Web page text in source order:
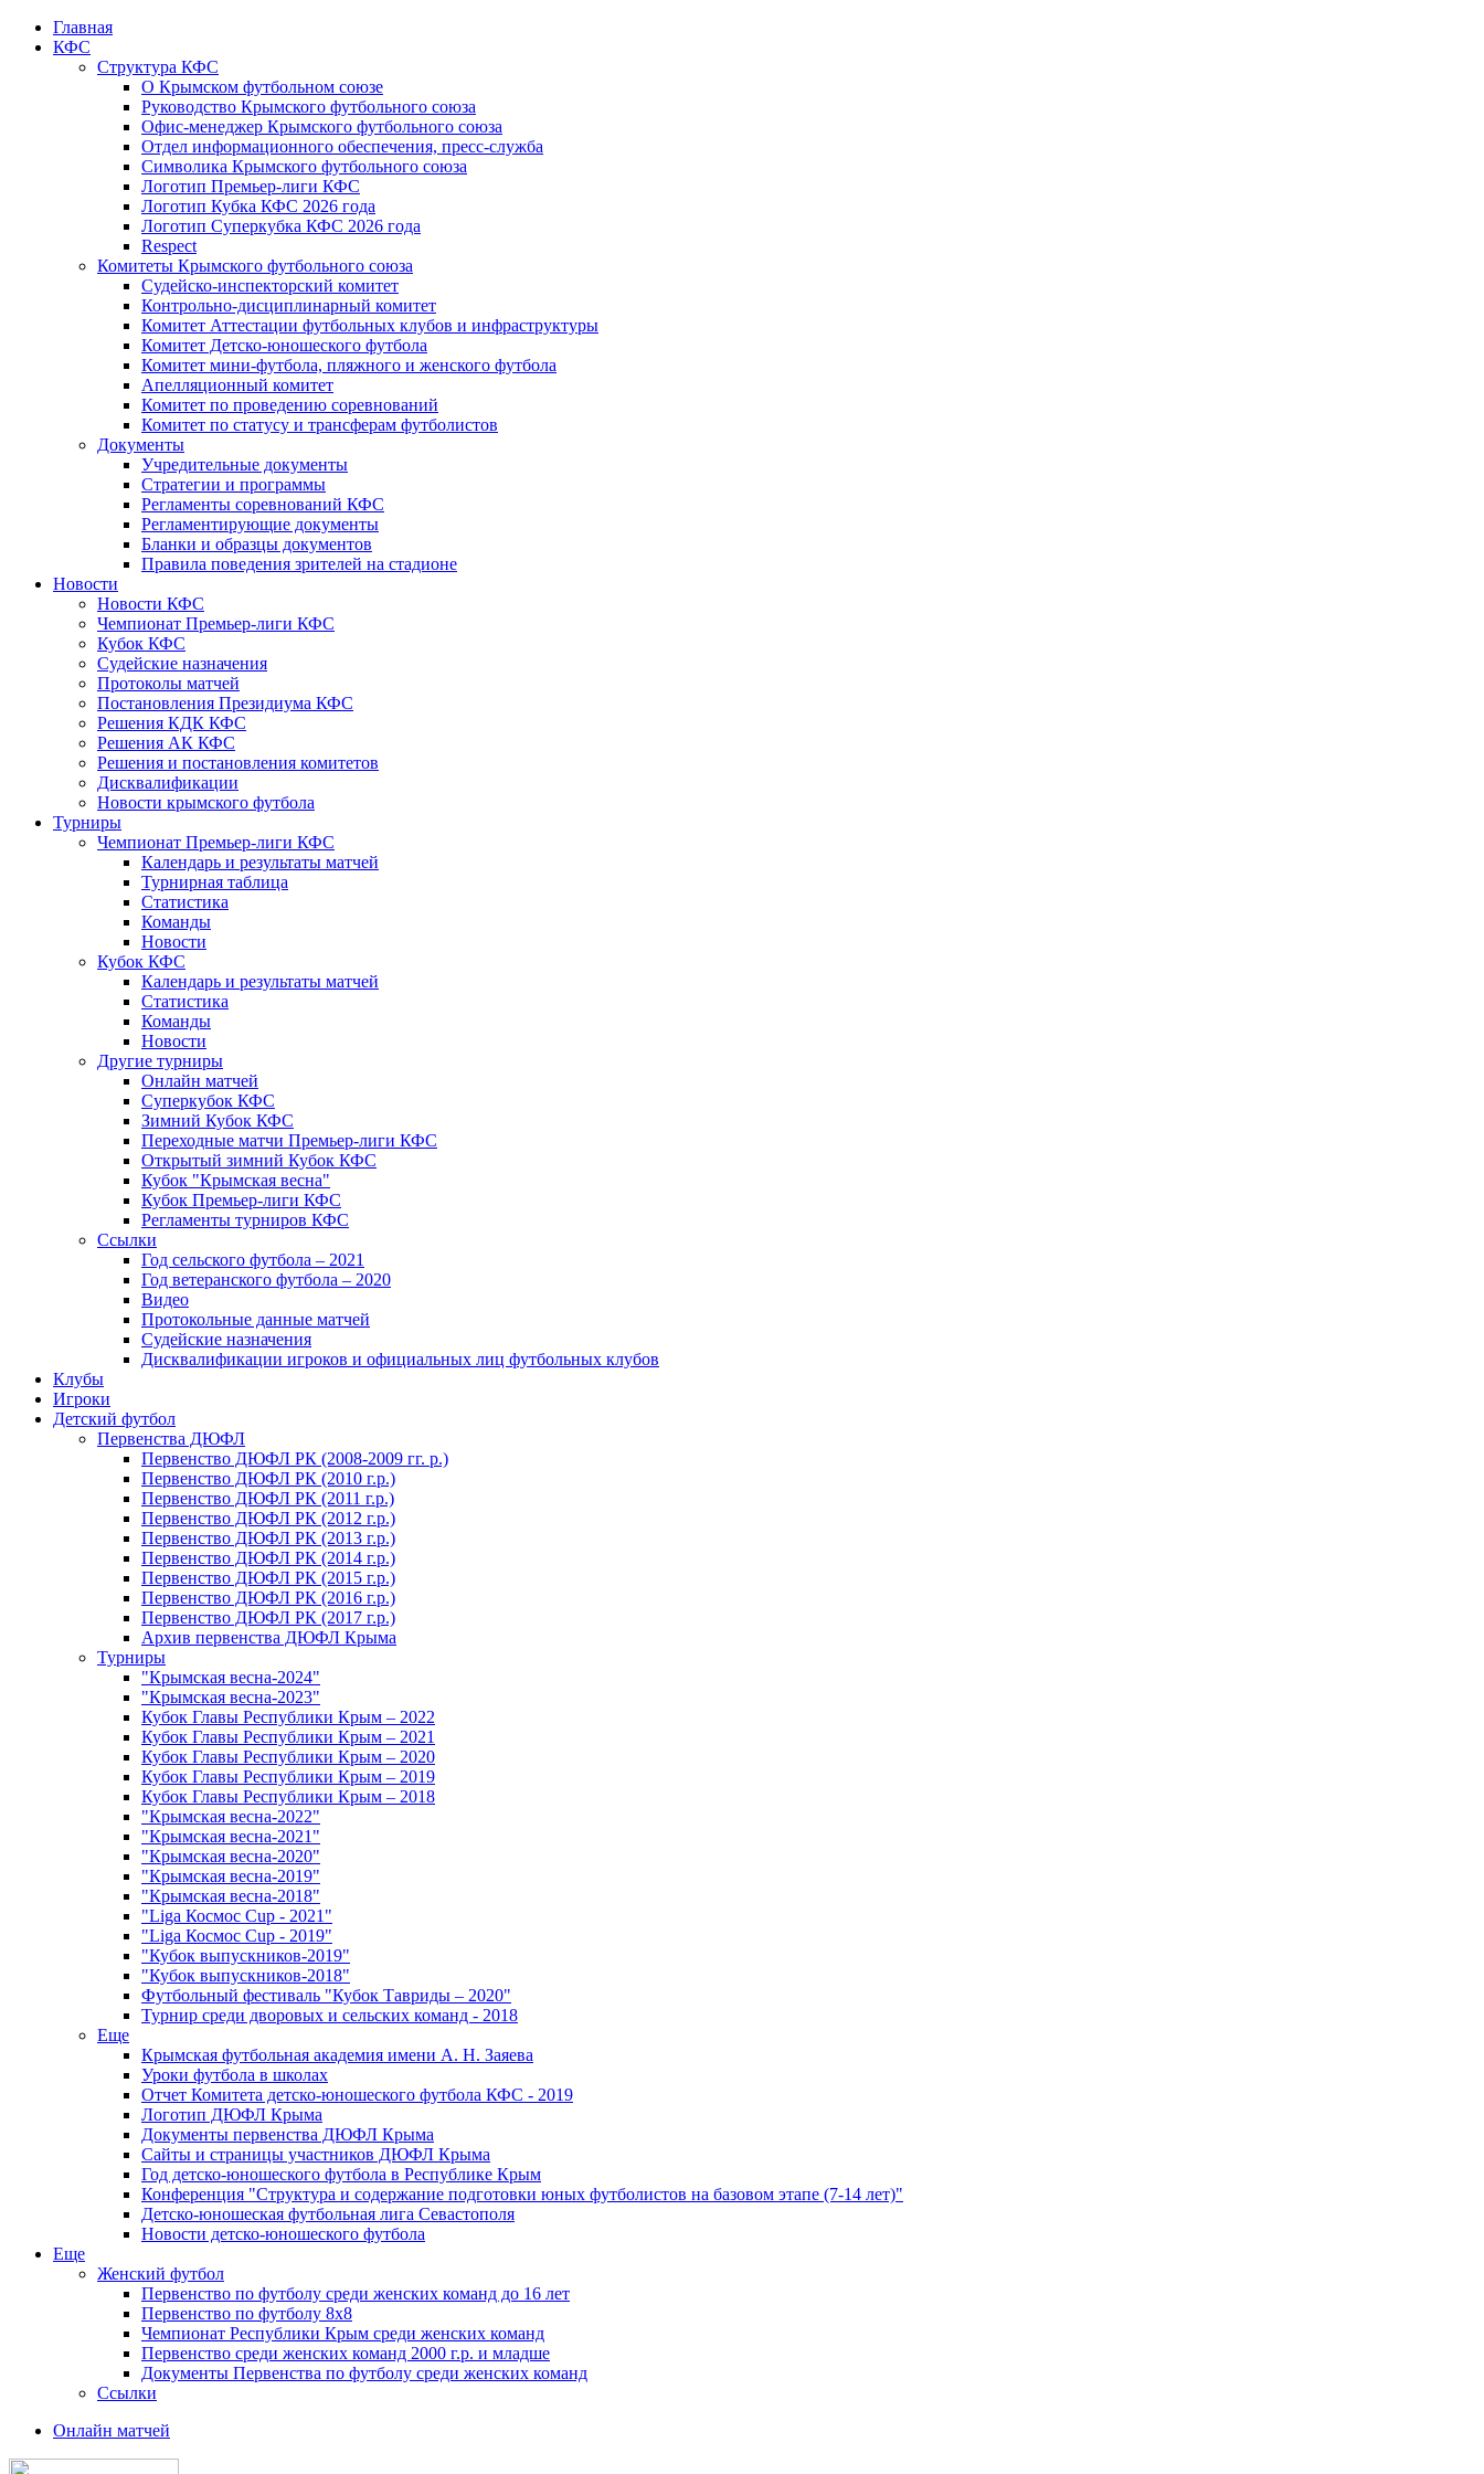
Главная
КФС
Структура КФС
О Крымском футбольном союзе
Руководство Крымского футбольного союза
Офис-менеджер Крымского футбольного союза
Отдел информационного обеспечения, пресс-служба
Символика Крымского футбольного союза
Логотип Премьер-лиги КФС
Логотип Кубка КФС 2026 года
Логотип Суперкубка КФС 2026 года
Respect
Комитеты Крымского футбольного союза
Судейско-инспекторский комитет
Контрольно-дисциплинарный комитет
Комитет Аттестации футбольных клубов и инфраструктуры
Комитет Детско-юношеского футбола
Комитет мини-футбола, пляжного и женского футбола
Апелляционный комитет
Комитет по проведению соревнований
Комитет по статусу и трансферам футболистов
Документы
Учредительные документы
Стратегии и программы
Регламенты соревнований КФС
Регламентирующие документы
Бланки и образцы документов
Правила поведения зрителей на стадионе
Новости
Новости КФС
Чемпионат Премьер-лиги КФС
Кубок КФС
Судейские назначения
Протоколы матчей
Постановления Президиума КФС
Решения КДК КФС
Решения АК КФС
Решения и постановления комитетов
Дисквалификации
Новости крымского футбола
Турниры
Чемпионат Премьер-лиги КФС
Календарь и результаты матчей
Турнирная таблица
Статистика
Команды
Новости
Кубок КФС
Календарь и результаты матчей
Статистика
Команды
Новости
Другие турниры
Онлайн матчей
Суперкубок КФС
Зимний Кубок КФС
Переходные матчи Премьер-лиги КФС
Открытый зимний Кубок КФС
Кубок "Крымская весна"
Кубок Премьер-лиги КФС
Регламенты турниров КФС
Ссылки
Год сельского футбола – 2021
Год ветеранского футбола – 2020
Видео
Протокольные данные матчей
Судейские назначения
Дисквалификации игроков и официальных лиц футбольных клубов
Клубы
Игроки
Детский футбол
Первенства ДЮФЛ
Первенство ДЮФЛ РК (2008-2009 гг. р.)
Первенство ДЮФЛ РК (2010 г.р.)
Первенство ДЮФЛ РК (2011 г.р.)
Первенство ДЮФЛ РК (2012 г.р.)
Первенство ДЮФЛ РК (2013 г.р.)
Первенство ДЮФЛ РК (2014 г.р.)
Первенство ДЮФЛ РК (2015 г.р.)
Первенство ДЮФЛ РК (2016 г.р.)
Первенство ДЮФЛ РК (2017 г.р.)
Архив первенства ДЮФЛ Крыма
Турниры
"Крымская весна-2024"
"Крымская весна-2023"
Кубок Главы Республики Крым – 2022
Кубок Главы Республики Крым – 2021
Кубок Главы Республики Крым – 2020
Кубок Главы Республики Крым – 2019
Кубок Главы Республики Крым – 2018
"Крымская весна-2022"
"Крымская весна-2021"
"Крымская весна-2020"
"Крымская весна-2019"
"Крымская весна-2018"
"Liga Космос Cup - 2021"
"Liga Космос Cup - 2019"
"Кубок выпускников-2019"
"Кубок выпускников-2018"
Футбольный фестиваль "Кубок Тавриды – 2020"
Турнир среди дворовых и сельских команд - 2018
Еще
Крымская футбольная академия имени А. Н. Заяева
Уроки футбола в школах
Отчет Комитета детско-юношеского футбола КФС - 2019
Логотип ДЮФЛ Крыма
Документы первенства ДЮФЛ Крыма
Сайты и страницы участников ДЮФЛ Крыма
Год детско-юношеского футбола в Республике Крым
Конференция "Структура и содержание подготовки юных футболистов на базовом этапе (7-14 лет)"
Детско-юношеская футбольная лига Севастополя
Новости детско-юношеского футбола
Еще
Женский футбол
Первенство по футболу среди женских команд до 16 лет
Первенство по футболу 8х8
Чемпионат Республики Крым среди женских команд
Первенство среди женских команд 2000 г.р. и младше
Документы Первенства по футболу среди женских команд
Ссылки
Онлайн матчей